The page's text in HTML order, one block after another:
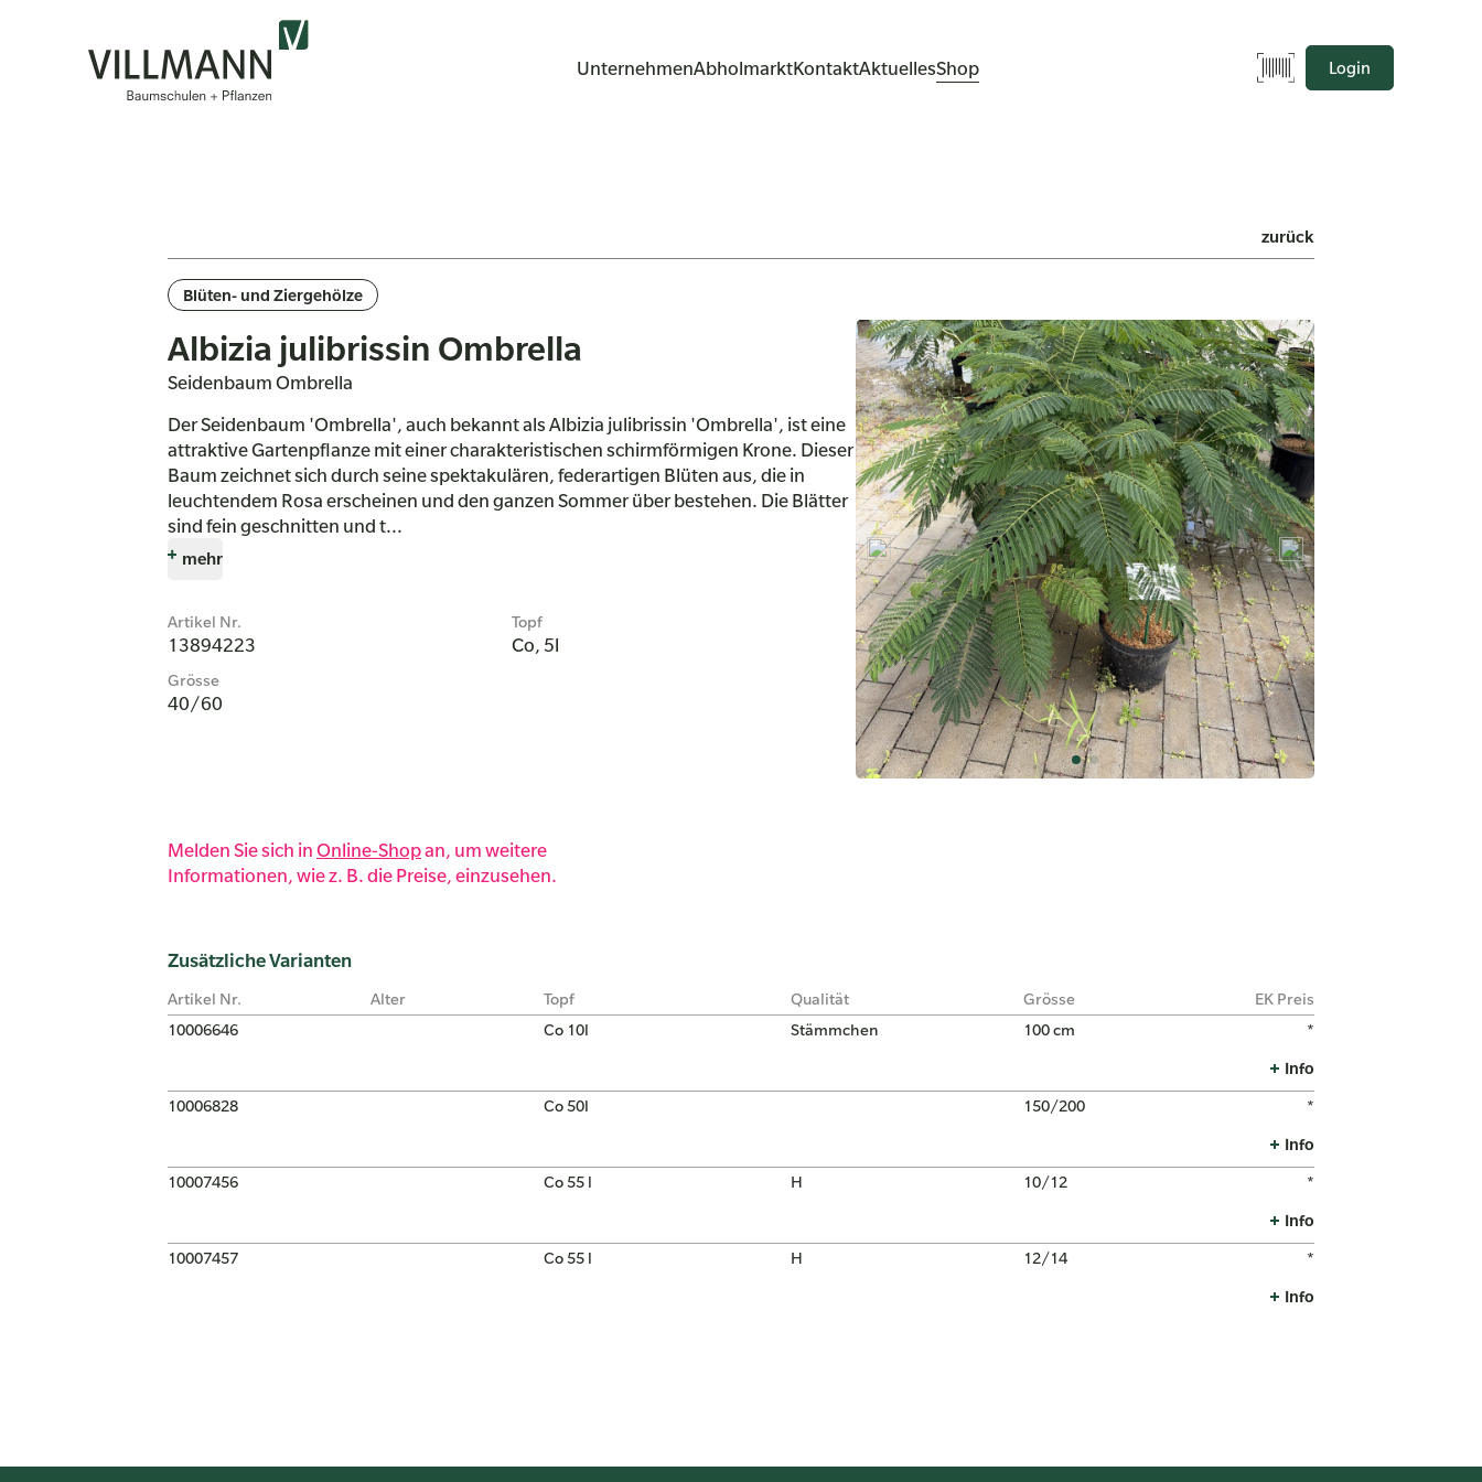
UnternehmenAbholmarktKontaktAktuellesShop Login
zurück
Blüten- und Ziergehölze
Albizia julibrissin Ombrella
Seidenbaum Ombrella
Der Seidenbaum 'Ombrella', auch bekannt als Albizia julibrissin 'Ombrella', ist eine
attraktive Gartenpflanze mit einer charakteristischen schirmförmigen Krone. Dieser
Baum zeichnet sich durch seine spektakulären, federartigen Blüten aus, die in
leuchtendem Rosa erscheinen und den ganzen Sommer über bestehen. Die Blätter
sind fein geschnitten und t...
mehr
Artikel Nr.
13894223
Topf
Co, 5l
Grösse
40/60
Melden Sie sich inOnline-Shopan, um weitere
Informationen, wie z. B. die Preise, einzusehen.
Zusätzliche Varianten
Artikel Nr. Alter Topf Qualität Grösse
EK Preis
10006646
Co 10l Stämmchen 100 cm *
Info
10006828 Co 50l 150/200 *
Info
10007456 Co 55 l H 10/12 *
Info
10007457 Co 55 l H 12/14 *
Info